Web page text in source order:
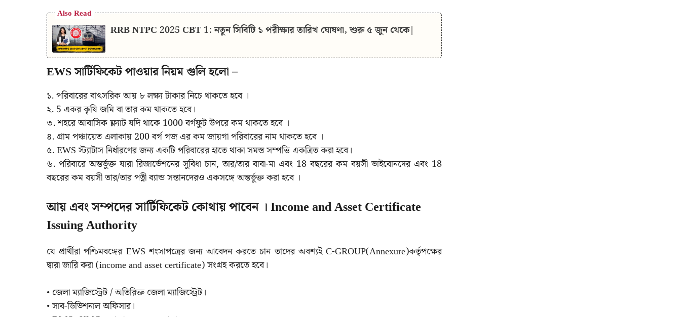
Also Read
RRB NTPC 2025 CBT 1: নতুন সিবিটি ১ পরীক্ষার তারিখ ঘোষণা, শুরু ৫ জুন থেকে|
EWS সার্টিফিকেট পাওয়ার নিয়ম গুলি হলো –
১. পরিবারের বাৎসরিক আয় ৮ লক্ষ্য টাকার নিচে থাকতে হবে ।
২. 5 একর কৃষি জমি বা তার কম থাকতে হবে।
৩. শহরে আবাসিক ফ্ল্যাট যদি থাকে 1000 বর্গফুট উপরে কম থাকতে হবে ।
৪. গ্রাম পঞ্চায়েত এলাকায় 200 বর্গ গজ এর কম জায়গা পরিবারের নাম থাকতে হবে ।
৫. EWS স্ট্যাটাস নির্ধারণের জন্য একটি পরিবারের হাতে থাকা সমস্ত সম্পত্তি একত্রিত করা হবে।
৬. পরিবারে অন্তর্ভুক্ত যারা রিজার্ভেশনের সুবিধা চান, তার/তার বাবা-মা এবং 18 বছরের কম বয়সী ভাইবোনদের এবং 18
বছরের কম বয়সী তার/তার পত্নী ব্যান্ড সন্তানদেরও একসঙ্গে অন্তর্ভুক্ত করা হবে ।
আয় এবং সম্পদের সার্টিফিকেট কোথায় পাবেন । Income and Asset Certificate
Issuing Authority
যে প্রার্থীরা পশ্চিমবঙ্গের EWS শংসাপত্রের জন্য আবেদন করতে চান তাদের অবশ্যই C-GROUP(Annexure)কর্তৃপক্ষের
দ্বারা জারি করা (income and asset certificate) সংগ্রহ করতে হবে।
• জেলা ম্যাজিস্ট্রেট / অতিরিক্ত জেলা ম্যাজিস্ট্রেট।
• সাব-ডিভিশনাল অফিসার।